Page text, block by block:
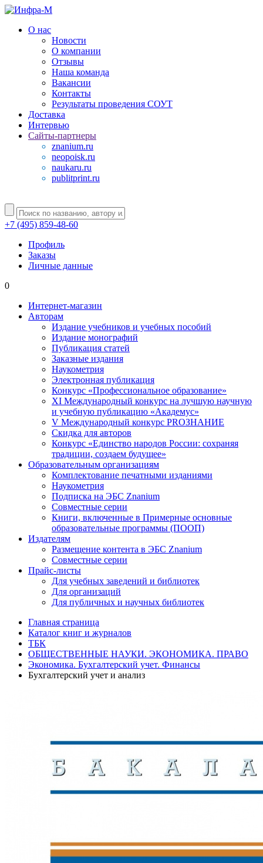
О нас
Новости
О компании
Отзывы
Наша команда
Вакансии
Контакты
Результаты проведения СОУТ
Доставка
Интервью
Сайты-партнеры
znanium.ru
neopoisk.ru
naukaru.ru
publitprint.ru
+7 (495) 859-48-60
Профиль
Заказы
Личные данные
0
Интернет-магазин
Авторам
Издание учебников и учебных пособий
Издание монографий
Публикация статей
Заказные издания
Наукометрия
Электронная публикация
Конкурс «Профессиональное образование»
XI Международный конкурс на лучшую научную
и учебную публикацию «Академус»
V Международный конкурс PROЗНАНИЕ
Скидка для авторов
Конкурс «Единство народов России: сохраняя
традиции, создаем будущее»
Образовательным организациям
Комплектование печатными изданиями
Наукометрия
Подписка на ЭБС Znanium
Совместные серии
Книги, включенные в Примерные основные
образовательные программы (ПООП)
Издателям
Размещение контента в ЭБС Znanium
Совместные серии
Прайс-листы
Для учебных заведений и библиотек
Для организаций
Для публичных и научных библиотек
Главная страница
Каталог книг и журналов
ТБК
ОБЩЕСТВЕННЫЕ НАУКИ. ЭКОНОМИКА. ПРАВО
Экономика. Бухгалтерский учет. Финансы
Бухгалтерский учет и анализ